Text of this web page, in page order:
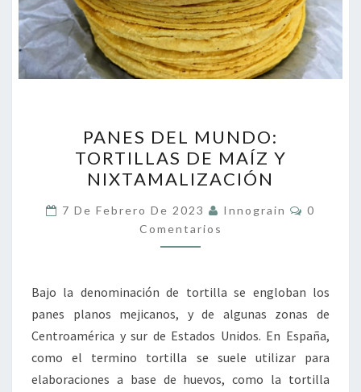
DEL
MUNDO:
TORTILLAS
DE
MAÍZ
Y
PANES DEL MUNDO:
TORTILLAS DE MAÍZ Y
NIXTAMALIZACIÓN
7 De Febrero De 2023 Innograin
0
Comentarios
Bajo la denominación de tortilla se engloban los
panes planos mejicanos, y de algunas zonas de
Centroamérica y sur de Estados Unidos. En España,
como el termino tortilla se suele utilizar para
elaboraciones a base de huevos, como la tortilla